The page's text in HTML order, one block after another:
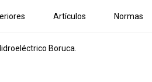
Artículos Normas
Boruca.